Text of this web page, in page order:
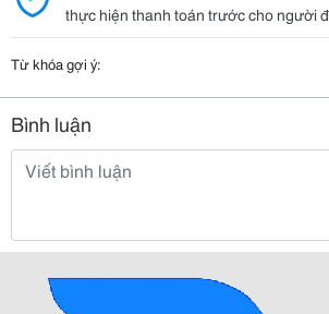
thực hiện thanh toán trước cho người
Từ khóa gợi ý:
Bình luận